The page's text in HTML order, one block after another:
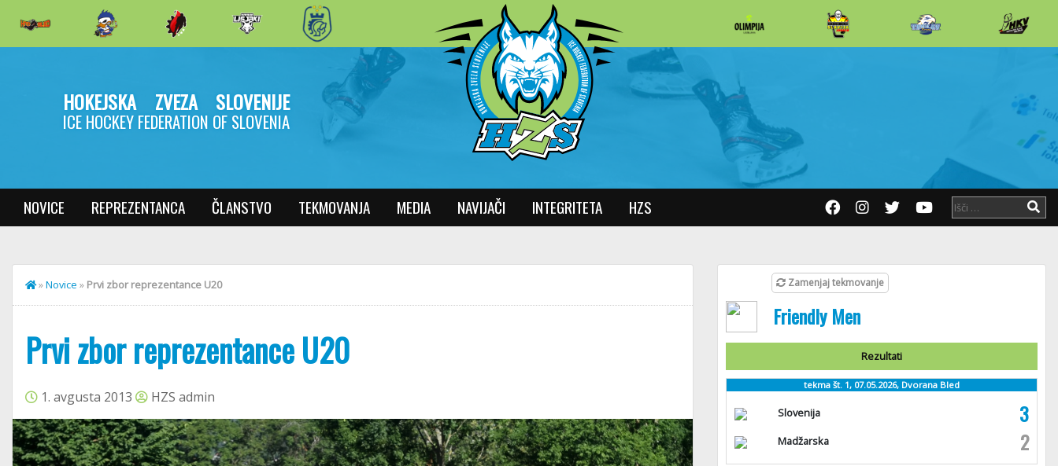
HOKEJSKA ZVEZA SLOVENIJE
ICE HOCKEY FEDERATION OF SLOVENIA
NOVICE REPREZENTANCA ČLANSTVO TEKMOVANJA MEDIA NAVIJAČI INTEGRITETA HZS
»Novice » Prvi zbor reprezentance U20
Prvi zbor reprezentance U20
1. avgusta 2013 HZS admin
Zamenjaj tekmovanje
Friendly Men
Rezultati
tekma št. 1, 07.05.2026, Dvorana Bled
Slovenija 3
Madžarska 2